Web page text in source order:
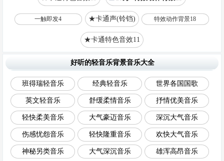
一触即发4 ★卡通声(铃铛) 特效动作背景18
★卡通特色音效11
好听的轻音乐背景音乐大全
班得瑞轻音乐 经典轻音乐 世界各国国歌
英文轻音乐 舒缓柔情音乐 抒情优美音乐
轻快柔美音乐 大气豪迈音乐 深沉大气音乐
伤感忧怨音乐 轻快隆重音乐 欢快大气音乐
神秘另类音乐 大气深沉音乐 雄浑高昂音乐